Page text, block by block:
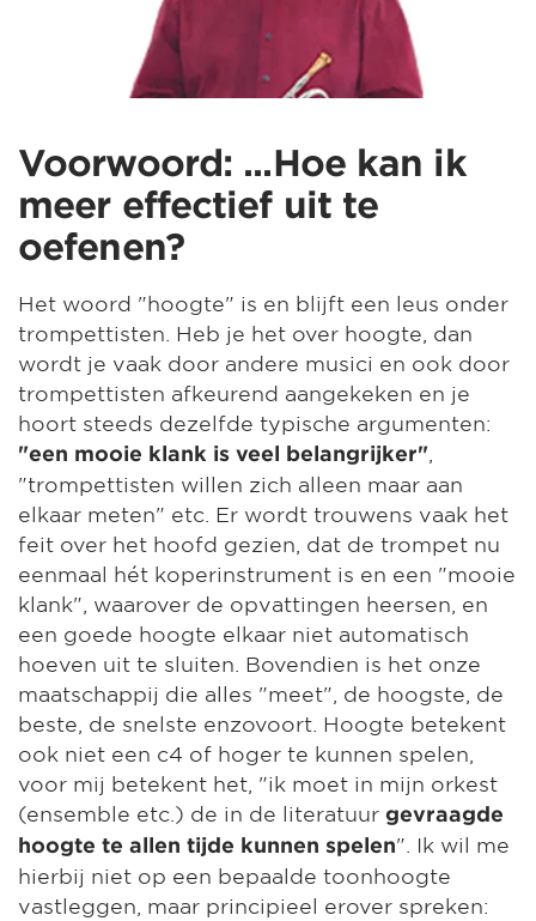
Voorwoord: ...Hoe kan ik
meer effectief uit te
oefenen?
Het woord "hoogte" is en blijft een leus onder
trompettisten. Heb je het over hoogte, dan
wordt je vaak door andere musici en ook door
trompettisten afkeurend aangekeken en je
hoort steeds dezelfde typische argumenten:
"een mooie klank is veel belangrijker"
"trompettisten willen zich alleen maar aan
elkaar meten" etc. Er wordt trouwens vaak het
feit over het hoofd gezien, dat de trompet nu
eenmaal hét koperinstrument is en een "mooie
klank", waarover de opvattingen heersen, en
een goede hoogte elkaar niet automatisch
hoeven uit te sluiten. Bovendien is het onze
maatschappij die alles "meet", de hoogste, de
beste, de snelste enzovoort. Hoogte betekent
ook niet een c4 of hoger te kunnen spelen,
voor mij betekent het, "ik moet in mijn orkest
(ensemble etc.) de in de literatuur gevraagde
hoogte te allen tijde kunnen spelen". Ik wil me
hierbij niet op een bepaalde toonhoogte
vastleggen, maar principieel erover spreken: